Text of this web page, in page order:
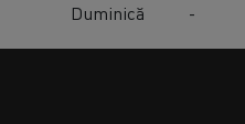
Duminică
-